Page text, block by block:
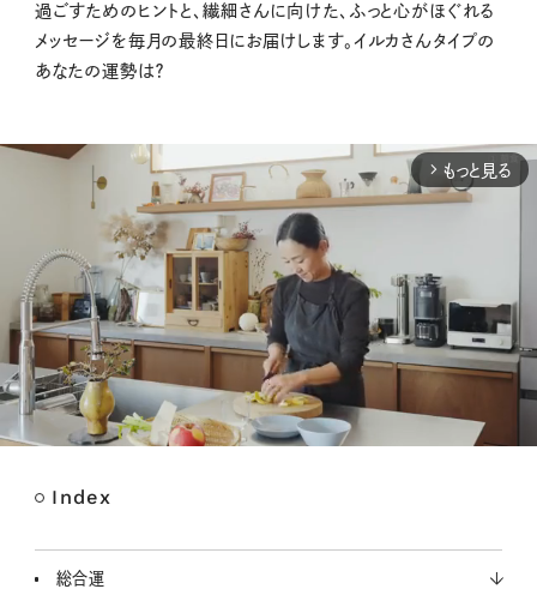
過ごすためのヒントと、繊細さんに向けた、ふっと心がほぐれる
メッセージを毎月の最終日にお届けします。イルカさんタイプの
あなたの運勢は？
arrow_forward_ios もっと見る
Index
総合運